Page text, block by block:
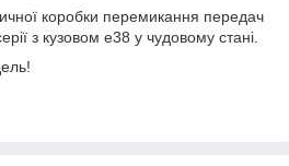
коробки перемикання передач
з кузовом e38 у чудовому стані.